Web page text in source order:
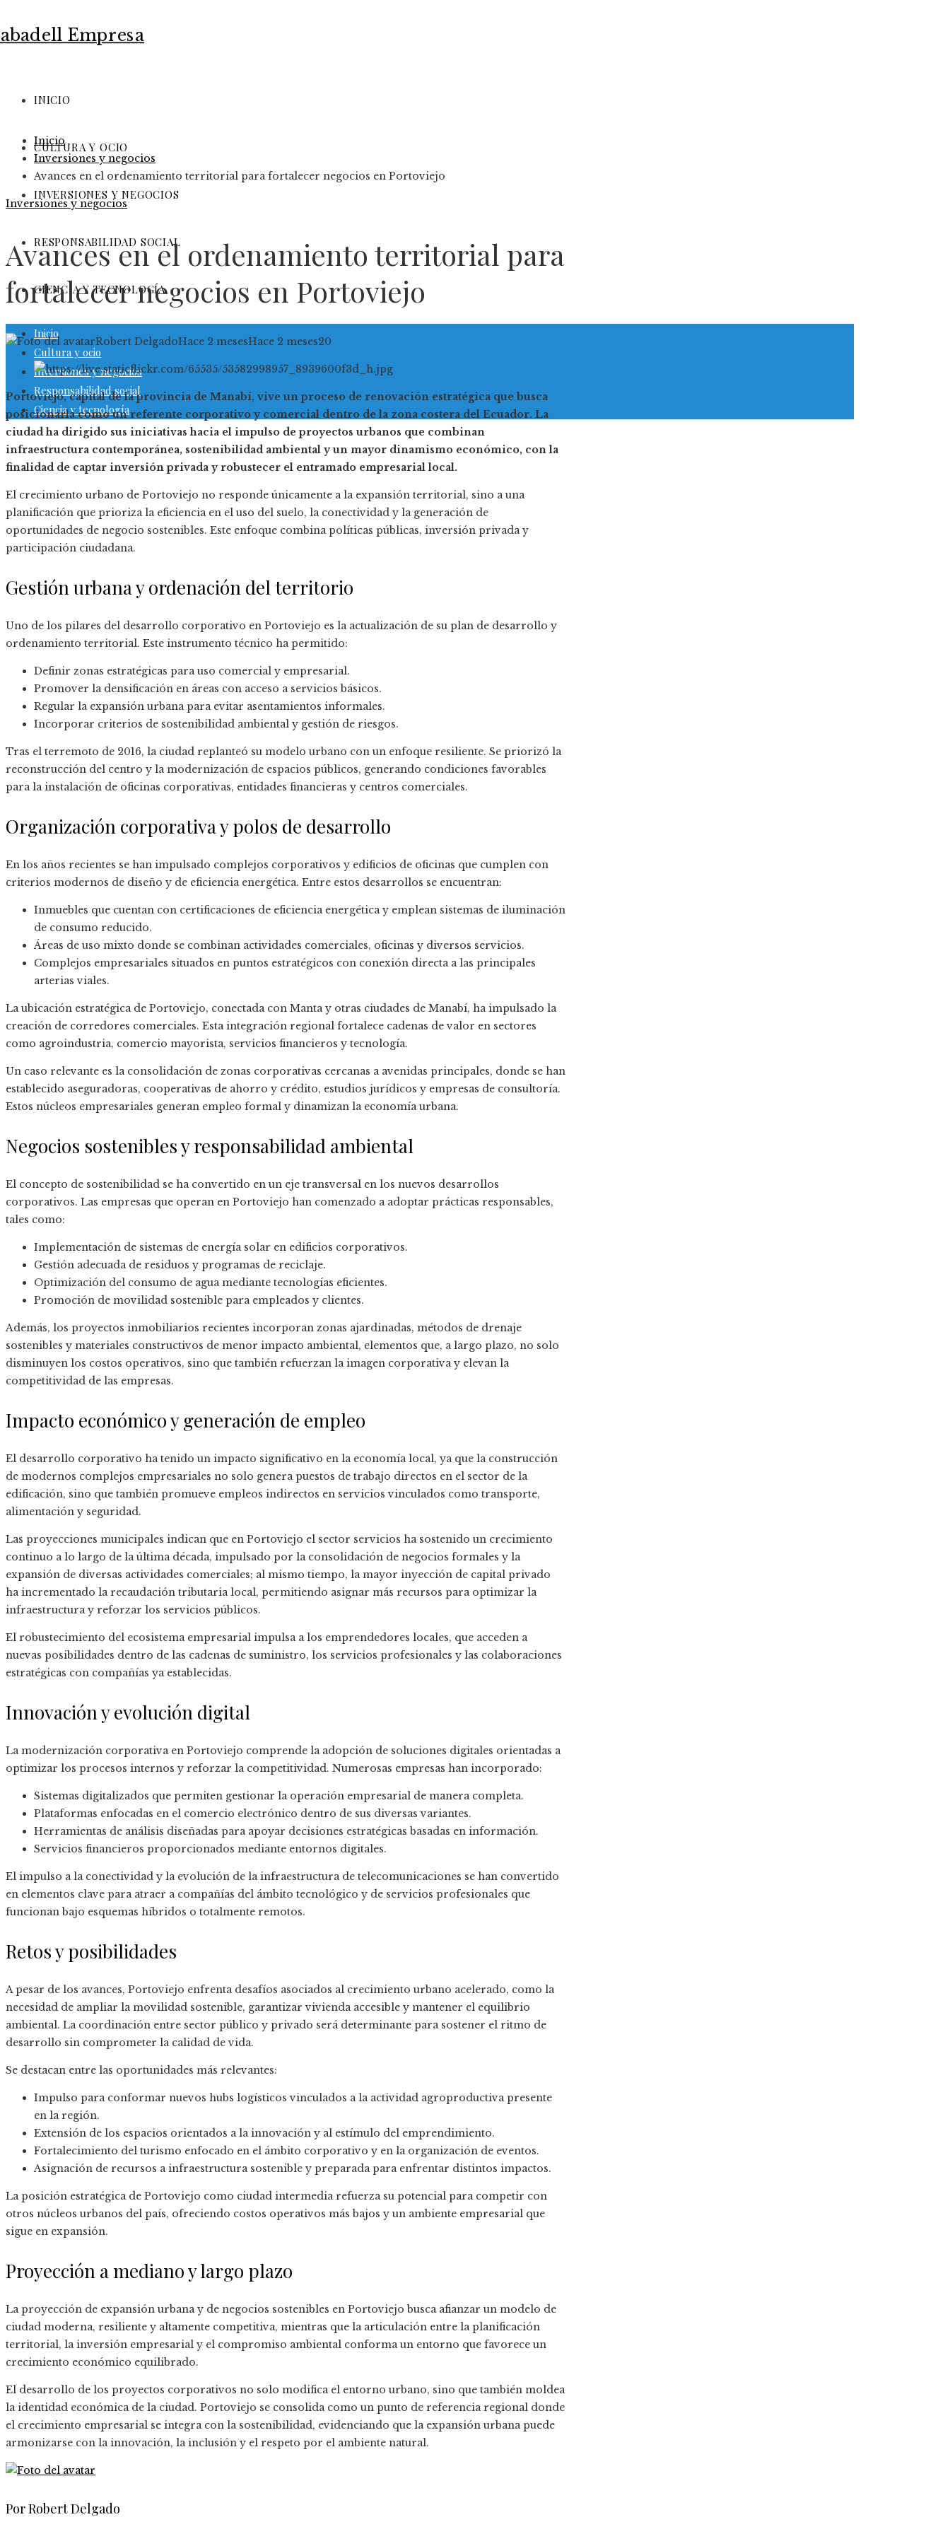
INICIO
CULTURA Y OCIO
INVERSIONES Y NEGOCIOS
RESPONSABILIDAD SOCIAL
CIENCIA Y TECNOLOGÍA
Inicio
Cultura y ocio
Inversiones y negocios
Responsabilidad social
Ciencia y tecnología
Inicio
Inversiones y negocios
Avances en el ordenamiento territorial para fortalecer negocios en Portoviejo
Inversiones y negocios
Avances en el ordenamiento territorial para
fortalecer negocios en Portoviejo
Robert DelgadoHace 2 mesesHace 2 meses20
Portoviejo, capital de la provincia de Manabí, vive un proceso de renovación estratégica que busca
posicionarla como un referente corporativo y comercial dentro de la zona costera del Ecuador. La
ciudad ha dirigido sus iniciativas hacia el impulso de proyectos urbanos que combinan
infraestructura contemporánea, sostenibilidad ambiental y un mayor dinamismo económico, con la
finalidad de captar inversión privada y robustecer el entramado empresarial local.
El crecimiento urbano de Portoviejo no responde únicamente a la expansión territorial, sino a una
planificación que prioriza la eficiencia en el uso del suelo, la conectividad y la generación de
oportunidades de negocio sostenibles. Este enfoque combina políticas públicas, inversión privada y
participación ciudadana.
Gestión urbana y ordenación del territorio
Uno de los pilares del desarrollo corporativo en Portoviejo es la actualización de su plan de desarrollo y
ordenamiento territorial. Este instrumento técnico ha permitido:
Definir zonas estratégicas para uso comercial y empresarial.
Promover la densificación en áreas con acceso a servicios básicos.
Regular la expansión urbana para evitar asentamientos informales.
Incorporar criterios de sostenibilidad ambiental y gestión de riesgos.
Tras el terremoto de 2016, la ciudad replanteó su modelo urbano con un enfoque resiliente. Se priorizó la
reconstrucción del centro y la modernización de espacios públicos, generando condiciones favorables
para la instalación de oficinas corporativas, entidades financieras y centros comerciales.
Organización corporativa y polos de desarrollo
En los años recientes se han impulsado complejos corporativos y edificios de oficinas que cumplen con
criterios modernos de diseño y de eficiencia energética. Entre estos desarrollos se encuentran:
Inmuebles que cuentan con certificaciones de eficiencia energética y emplean sistemas de iluminación
de consumo reducido.
Áreas de uso mixto donde se combinan actividades comerciales, oficinas y diversos servicios.
Complejos empresariales situados en puntos estratégicos con conexión directa a las principales
arterias viales.
La ubicación estratégica de Portoviejo, conectada con Manta y otras ciudades de Manabí, ha impulsado la
creación de corredores comerciales. Esta integración regional fortalece cadenas de valor en sectores
como agroindustria, comercio mayorista, servicios financieros y tecnología.
Un caso relevante es la consolidación de zonas corporativas cercanas a avenidas principales, donde se han
establecido aseguradoras, cooperativas de ahorro y crédito, estudios jurídicos y empresas de consultoría.
Estos núcleos empresariales generan empleo formal y dinamizan la economía urbana.
Negocios sostenibles y responsabilidad ambiental
El concepto de sostenibilidad se ha convertido en un eje transversal en los nuevos desarrollos
corporativos. Las empresas que operan en Portoviejo han comenzado a adoptar prácticas responsables,
tales como:
Implementación de sistemas de energía solar en edificios corporativos.
Gestión adecuada de residuos y programas de reciclaje.
Optimización del consumo de agua mediante tecnologías eficientes.
Promoción de movilidad sostenible para empleados y clientes.
Además, los proyectos inmobiliarios recientes incorporan zonas ajardinadas, métodos de drenaje
sostenibles y materiales constructivos de menor impacto ambiental, elementos que, a largo plazo, no solo
disminuyen los costos operativos, sino que también refuerzan la imagen corporativa y elevan la
competitividad de las empresas.
Impacto económico y generación de empleo
El desarrollo corporativo ha tenido un impacto significativo en la economía local, ya que la construcción
de modernos complejos empresariales no solo genera puestos de trabajo directos en el sector de la
edificación, sino que también promueve empleos indirectos en servicios vinculados como transporte,
alimentación y seguridad.
Las proyecciones municipales indican que en Portoviejo el sector servicios ha sostenido un crecimiento
continuo a lo largo de la última década, impulsado por la consolidación de negocios formales y la
expansión de diversas actividades comerciales; al mismo tiempo, la mayor inyección de capital privado
ha incrementado la recaudación tributaria local, permitiendo asignar más recursos para optimizar la
infraestructura y reforzar los servicios públicos.
El robustecimiento del ecosistema empresarial impulsa a los emprendedores locales, que acceden a
nuevas posibilidades dentro de las cadenas de suministro, los servicios profesionales y las colaboraciones
estratégicas con compañías ya establecidas.
Innovación y evolución digital
La modernización corporativa en Portoviejo comprende la adopción de soluciones digitales orientadas a
optimizar los procesos internos y reforzar la competitividad. Numerosas empresas han incorporado:
Sistemas digitalizados que permiten gestionar la operación empresarial de manera completa.
Plataformas enfocadas en el comercio electrónico dentro de sus diversas variantes.
Herramientas de análisis diseñadas para apoyar decisiones estratégicas basadas en información.
Servicios financieros proporcionados mediante entornos digitales.
El impulso a la conectividad y la evolución de la infraestructura de telecomunicaciones se han convertido
en elementos clave para atraer a compañías del ámbito tecnológico y de servicios profesionales que
funcionan bajo esquemas híbridos o totalmente remotos.
Retos y posibilidades
A pesar de los avances, Portoviejo enfrenta desafíos asociados al crecimiento urbano acelerado, como la
necesidad de ampliar la movilidad sostenible, garantizar vivienda accesible y mantener el equilibrio
ambiental. La coordinación entre sector público y privado será determinante para sostener el ritmo de
desarrollo sin comprometer la calidad de vida.
Se destacan entre las oportunidades más relevantes:
Impulso para conformar nuevos hubs logísticos vinculados a la actividad agroproductiva presente
en la región.
Extensión de los espacios orientados a la innovación y al estímulo del emprendimiento.
Fortalecimiento del turismo enfocado en el ámbito corporativo y en la organización de eventos.
Asignación de recursos a infraestructura sostenible y preparada para enfrentar distintos impactos.
La posición estratégica de Portoviejo como ciudad intermedia refuerza su potencial para competir con
otros núcleos urbanos del país, ofreciendo costos operativos más bajos y un ambiente empresarial que
sigue en expansión.
Proyección a mediano y largo plazo
La proyección de expansión urbana y de negocios sostenibles en Portoviejo busca afianzar un modelo de
ciudad moderna, resiliente y altamente competitiva, mientras que la articulación entre la planificación
territorial, la inversión empresarial y el compromiso ambiental conforma un entorno que favorece un
crecimiento económico equilibrado.
El desarrollo de los proyectos corporativos no solo modifica el entorno urbano, sino que también moldea
la identidad económica de la ciudad. Portoviejo se consolida como un punto de referencia regional donde
el crecimiento empresarial se integra con la sostenibilidad, evidenciando que la expansión urbana puede
armonizarse con la innovación, la inclusión y el respeto por el ambiente natural.
Por Robert Delgado